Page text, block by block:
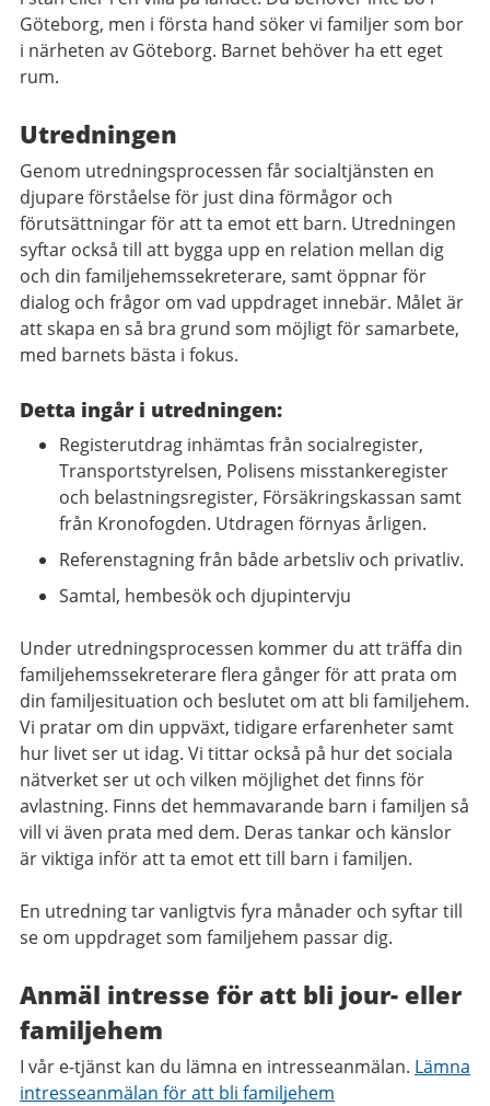
Göteborg, men i första hand söker vi familjer som bor
i närheten av Göteborg. Barnet behöver ha ett eget
rum.
Utredningen
Genom utredningsprocessen får socialtjänsten en
djupare förståelse för just dina förmågor och
förutsättningar för att ta emot ett barn. Utredningen
syftar också till att bygga upp en relation mellan dig
och din familjehemssekreterare, samt öppnar för
dialog och frågor om vad uppdraget innebär. Målet är
att skapa en så bra grund som möjligt för samarbete,
med barnets bästa i fokus.
Detta ingår i utredningen:
Registerutdrag inhämtas från socialregister,
Transportstyrelsen, Polisens misstankeregister
och belastningsregister, Försäkringskassan samt
från Kronofogden. Utdragen förnyas årligen.
Referenstagning från både arbetsliv och privatliv.
Samtal, hembesök och djupintervju
Under utredningsprocessen kommer du att träffa din
familjehemssekreterare flera gånger för att prata om
din familjesituation och beslutet om att bli familjehem.
Vi pratar om din uppväxt, tidigare erfarenheter samt
hur livet ser ut idag. Vi tittar också på hur det sociala
nätverket ser ut och vilken möjlighet det finns för
avlastning. Finns det hemmavarande barn i familjen så
vill vi även prata med dem. Deras tankar och känslor
är viktiga inför att ta emot ett till barn i familjen.
En utredning tar vanligtvis fyra månader och syftar till
se om uppdraget som familjehem passar dig.
Anmäl intresse för att bli jour- eller
familjehem
I vår e-tjänst kan du lämna en intresseanmälan. Lämna
intresseanmälan för att bli familjehem